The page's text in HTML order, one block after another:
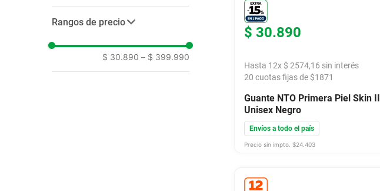
nto ( 4)
Rangos de precio
$ 30.890 – $ 399.990
$ 30.890
Hasta 12x $ 2574,16 sin interés
20 cuotas fijas de $1871
Guante NTO Primera Piel Skin II
Unisex Negro
Envíos a todo el país
Precio sin impto. $24.403